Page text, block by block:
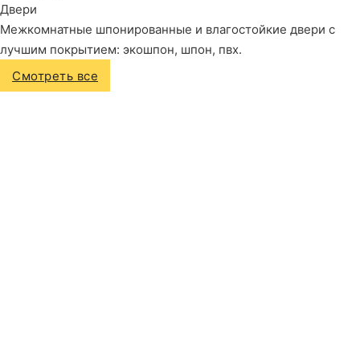
Двери
Межкомнатные шпонированные и влагостойкие двери с
лучшим покрытием: экошпон, шпон, пвх.
Смотреть все